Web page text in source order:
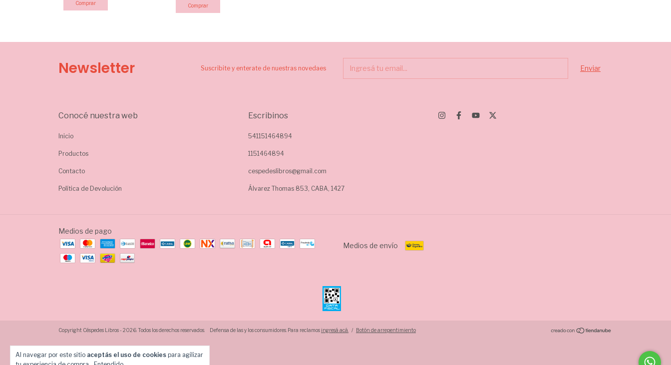
Al navegar por este sitio aceptás el uso de cookies para agilizar
Newsletter Suscribite y enterate de nuestras novedaes
Conocé nuestra web
Inicio
Productos
Contacto
Política de Devolución
Escribinos
541151464894
1151464894
cespedeslibros@gmail.com
Álvarez Thomas 853, CABA, 1427
Medios de pago
Medios de envío
Copyright Céspedes Libros - 2026. Todos los derechos reservados. Defensa de las y los consumidores. Para reclamos ingresá acá. / Botón de arrepentimiento